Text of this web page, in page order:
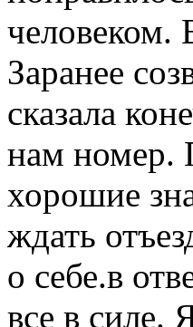
человеком.
Заранее
сказала
нам номер.
хорошие
ждать
о себе.в
все в силе.